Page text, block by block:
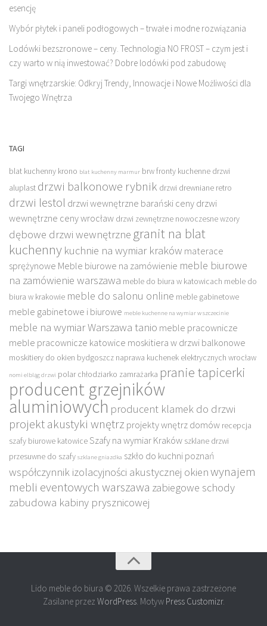
esencję
Wybór płytek i paneli podłogowych – trwałe i modne rozwiązania
Lodówki bezszronowe – ceny. Technologia NO FROST – czym jest i
czy warto w nią inwestować? Dobre lodówki pod zabudowę
Targi wnętrzarskie: Odkryj Trendy, Innowacje i Nowe Możliwości dla
Twojego Wnętrza
TAGI
blat kuchenny krono blat kuchenny marmur brw fronty kuchenne drzwi
aluplast drzwi balkonowe rybnik drzwi drewniane retro
drzwi lestol drzwi wewnętrzne barański ceny drzwi
wewnętrzne ceny wrocław drzwi zewnętrzne nowoczesne wzory
dębowe drzwi wewnętrzne granit na blat
kuchenny kuchnie na wymiar kraków materace
sprężynowe Meble biurowe na zamówienie meble biurowe
na zamówienie warszawa meble do biura w katowicach meble do
biura w krakowie meble do salonu online meble gabinetowe
meble gabinetowe i biurowe meble kuchenne na wymiar w szczecinie
meble na wymiar Warszawa tanio meble pracownicze
meble pracownicze katowice moskitiera w drzwi balkonowe
moskitiery do okien bydgoszcz naprawa kuchenek elektrycznych wrocław
nomi elbląg drzwi polar chłodziarko zamrażarka pranie tapicerki
producent grzejników
aluminiowych producent klamek do drzwi
projekt akustyki wnętrz projekty wnętrz domów recepcja
szafy biurowe katowiceSzafy na wymiar Kraków szklane drzwi
przesuwne do szafy szklane gniazdka szkło do kuchni poznań
współczynnik izolacyjności akustycznej okienwynajem
mebli eventowych warszawa zabiegowe schody
zabudowa kabiny prysznicowej
Lido meble do biura © 2026. Wszelkie prawa zastrzeżone
Zasilane przez WordPress. Motyw Press Customizr.